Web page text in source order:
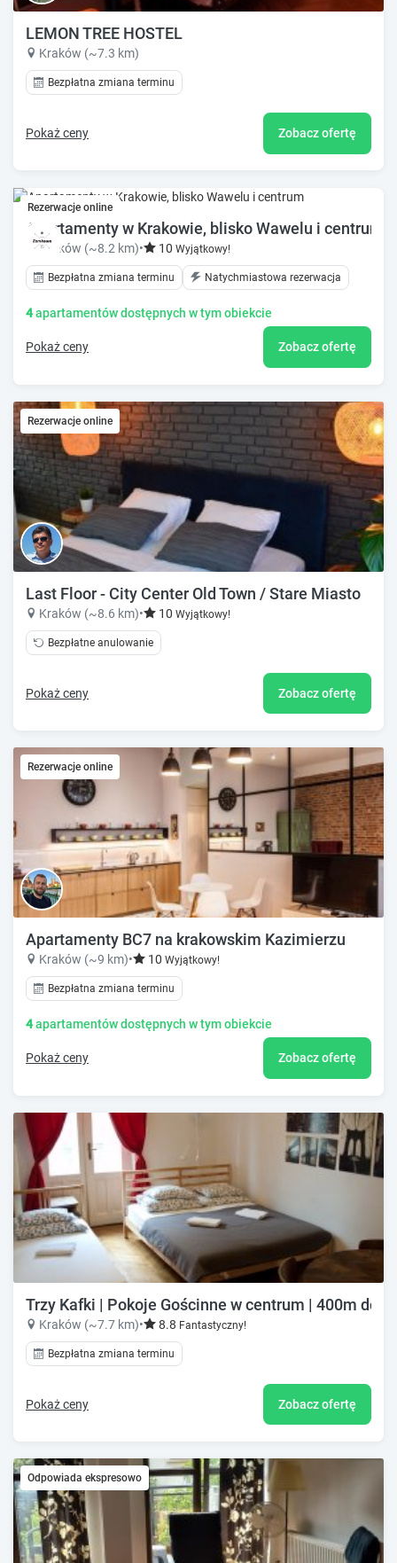
LEMON TREE HOSTEL
Kraków (~7.3 km)
Bezpłatna zmiana terminu
Pokaż ceny Zobacz ofertę
Rezerwacje online
Apartamenty w Krakowie, blisko Wawelu i centrum
Kraków (~8.2 km)• 10 Wyjątkowy!
Bezpłatna zmiana terminu Natychmiastowa rezerwacja
4apartamentów dostępnych w tym obiekcie
Pokaż ceny Zobacz ofertę
Rezerwacje online
Last Floor - City Center Old Town / Stare Miasto
Kraków (~8.6 km)• 10 Wyjątkowy!
Bezpłatne anulowanie
Pokaż ceny Zobacz ofertę
Rezerwacje online
Apartamenty BC7 na krakowskim Kazimierzu
Kraków (~9 km)• 10 Wyjątkowy!
Bezpłatna zmiana terminu
4apartamentów dostępnych w tym obiekcie
Pokaż ceny Zobacz ofertę
Trzy Kafki | Pokoje Gościnne w centrum | 400m do
Kraków (~7.7 km)• 8.8 Fantastyczny!
Bezpłatna zmiana terminu
Pokaż ceny Zobacz ofertę
Odpowiada ekspresowo